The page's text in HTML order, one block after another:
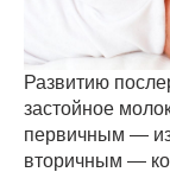
Развитию
застойное
первичным —
вторичным —